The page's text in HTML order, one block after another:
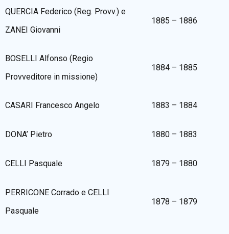
QUERCIA Federico (Reg. Provv.) e
ZANEI Giovanni
1885 – 1886
BOSELLI Alfonso (Regio
Provveditore in missione)
1884 – 1885
CASARI Francesco Angelo 1883 – 1884
DONA’ Pietro 1880 – 1883
CELLI Pasquale 1879 – 1880
PERRICONE Corrado e CELLI
Pasquale
1878 – 1879